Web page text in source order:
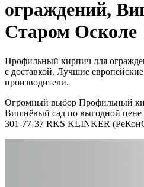
ограждений,
Старом Осколе
Профильный кирпич для
с доставкой. Лучшие
производители.
Огромный выбор Профильный
Вишнёвый сад по выгодной цене
301-77-37 RKS KLINKER